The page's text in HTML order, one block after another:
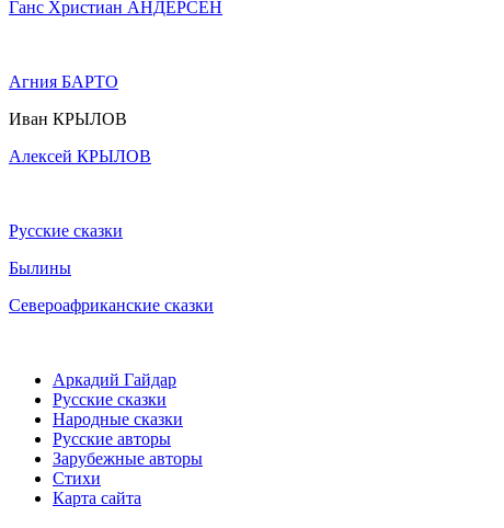
Ганс Христиан АНДЕРСЕН
Агния БАРТО
Иван КРЫЛОВ
Алексей КРЫЛОВ
Русские сказки
Былины
Североафриканские сказки
Аркадий Гайдар
Русские сказки
Народные сказки
Русские авторы
Зарубежные авторы
Стихи
Карта сайта